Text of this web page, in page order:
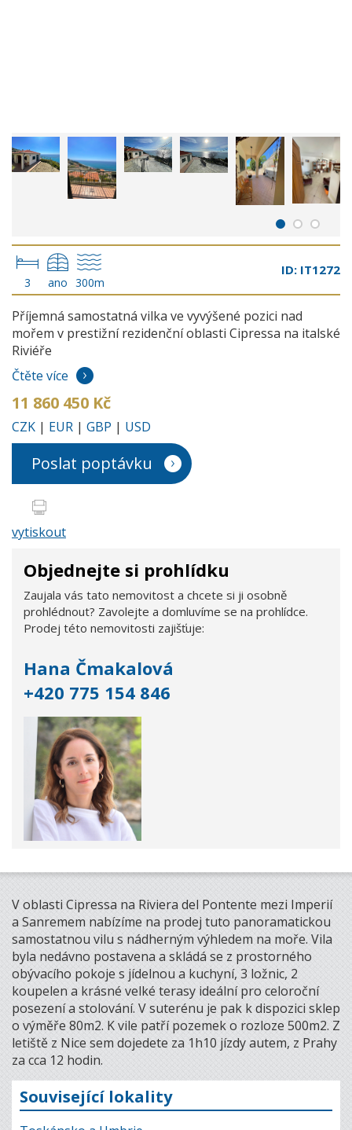
3 ano 300m
ID: IT1272
Příjemná samostatná vilka ve vyvýšené pozici nad
mořem v prestižní rezidenční oblasti Cipressa na italské
Riviéře
Čtěte více
11 860 450 Kč
CZK | EUR | GBP | USD
Poslat poptávku
vytiskout
Objednejte si prohlídku
Zaujala vás tato nemovitost a chcete si ji osobně
prohlédnout? Zavolejte a domluvíme se na prohlídce.
Prodej této nemovitosti zajišťuje:
Hana Čmakalová
+420 775 154 846
V oblasti Cipressa na Riviera del Pontente mezi Imperií
a Sanremem nabízíme na prodej tuto panoramatickou
samostatnou vilu s nádherným výhledem na moře. Vila
byla nedávno postavena a skládá se z prostorného
obývacího pokoje s jídelnou a kuchyní, 3 ložnic, 2
koupelen a krásné velké terasy ideální pro celoroční
posezení a stolování. V suterénu je pak k dispozici sklep
o výměře 80m2. K vile patří pozemek o rozloze 500m2. Z
letiště z Nice sem dojedete za 1h10 jízdy autem, z Prahy
za cca 12 hodin.
Související lokality